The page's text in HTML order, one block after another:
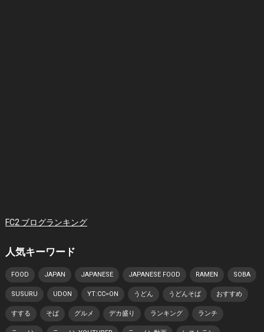
FC2 ブログランキング
人気キーワード
FOOD JAPAN JAPANESE JAPANESE FOOD RAMEN SOBA
SUSURU UDON YT:CC=ON うどん うどんそば おすすめ
すする そば グルメ デカ盛り ランキング ランチ